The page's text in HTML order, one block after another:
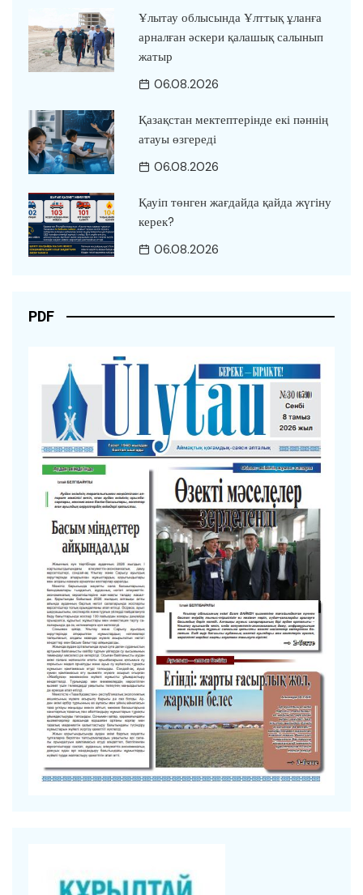
Ұлытау облысында Ұлттық ұланға
арналған әскери қалашық салынып
жатыр
06.08.2026
Қазақстан мектептерінде екі пәннің
атауы өзгереді
06.08.2026
Қауіп төнген жағдайда қайда жүгіну
керек?
06.08.2026
PDF